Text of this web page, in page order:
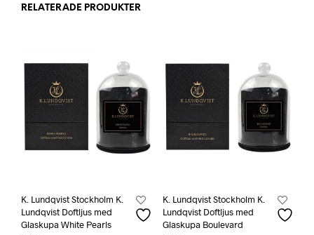
RELATERADE PRODUKTER
K. Lundqvist Stockholm K.
Lundqvist Doftljus med
Glaskupa White Pearls
K. Lundqvist Stockholm K.
Lundqvist Doftljus med
Glaskupa Boulevard